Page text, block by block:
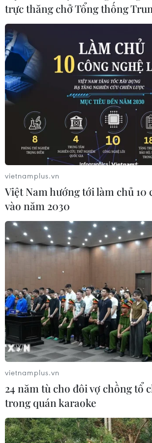
Chính phủ tạm quyền Bolivia
đại sứ tại Mỹ sau 11 năm
27/11/2019 00:07
Ngoại trưởng chính quyền lâm thời
Longaric thông báo trên mạng xã hội
định bổ nhiệm ông Walter Oscar
Đại sứ của nước này tại Mỹ.
trực thăng chở Tổng thống
vietnamplus.vn
Việt Nam hướng tới làm chủ 10
vào năm 2030
vietnamplus.vn
24 năm tù cho đôi vợ chồng tổ
trong quán karaoke